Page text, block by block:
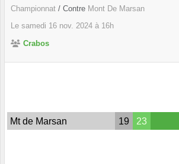
Championnat / Contre Mont De Marsan
Le samedi 16 nov. 2024 à 16h
Crabos
Mt de Marsan 19 23